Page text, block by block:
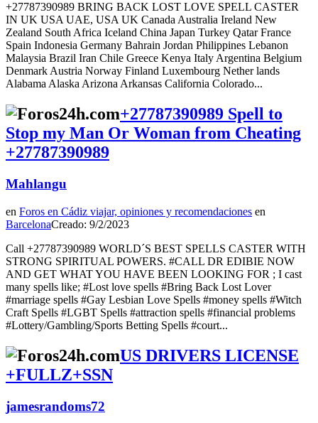
+27787390989 BRING BACK LOST LOVE SPELL CASTER
IN UK USA UAE, USA UK Canada Australia Ireland New
Zealand South Africa Iceland China Japan Turkey Qatar France
Spain Indonesia Germany Bahrain Jordan Philippines Lebanon
Malaysia Brazil Iran Chile Greece Kenya Italy Argentina Belgium
Denmark Austria Norway Finland Luxembourg Nether lands
Alabama Alaska Arizona Arkansas California Colorado...
+27787390989 Spell to
Stop my Man Or Woman from Cheating
+27787390989
Mahlangu
en Foros en Cádiz viajar, opiniones y recomendaciones en
BarcelonaCreado: 9/2/2023
Call +27787390989 WORLD´S BEST SPELLS CASTER WITH
STRONG SPIRITUAL POWERS. #CALL DR EDIBIE NOW
AND GET WHAT YOU HAVE BEEN LOOKING FOR ; I cast
many spells like; #Lost love spells #Bring Back Lost Lover
#marriage spells #Gay Lesbian Love Spells #money spells #Witch
Craft Spells #LGBT Spells #attraction spells #financial problems
#Lottery/Gambling/Sports Betting Spells #court...
US DRIVERS LICENSE
+FULLZ+SSN
jamesrandoms72